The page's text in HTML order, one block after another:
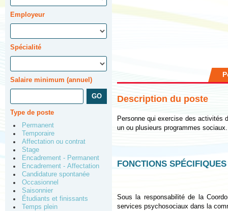
Employeur
Spécialité
Salaire minimum (annuel)
Type de poste
Permanent
Temporaire
Affectation ou contrat
Stage
Encadrement - Permanent
Encadrement - Affectation
Candidature spontanée
Occasionnel
Saisonnier
Étudiants et finissants
Temps plein
Description du poste
Personne qui exercise des activités
un ou plusieurs programmes sociaux.
FONCTIONS SPÉCIFIQUES
Sous la responsabilité de la
services psychosociaux dans la